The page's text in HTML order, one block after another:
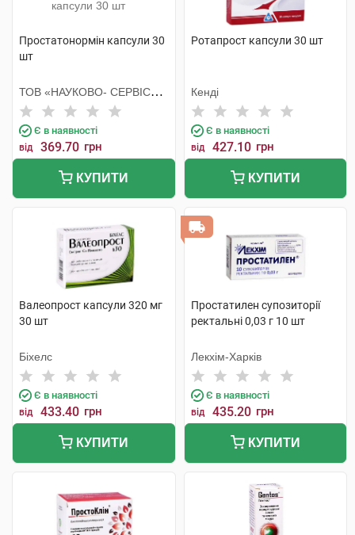
Простатонормін капсули 30
шт
ТОВ «НАУКОВО- СЕРВІСНА
ФІРМА «ОТАВА»
Є в наявності
від 369.70 грн
КУПИТИ
Ротапрост капсули 30 шт
Кенді
Є в наявності
від 427.10 грн
КУПИТИ
Валеопрост капсули 320 мг
30 шт
Біхелс
Є в наявності
від 433.40 грн
КУПИТИ
Простатилен супозиторії
ректальні 0,03 г 10 шт
Лекхім-Харків
Є в наявності
від 435.20 грн
КУПИТИ